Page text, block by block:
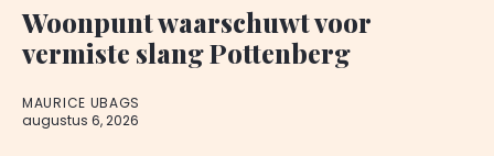
Woonpunt waarschuwt voor
vermiste slang Pottenberg
MAURICE UBAGS
augustus 6, 2026